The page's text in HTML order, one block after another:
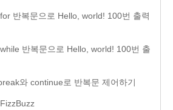
반복문으로 Hello, world! 100번 출력
반복문으로 Hello, world! 100번 출
와 continue로 반복문 제어하기